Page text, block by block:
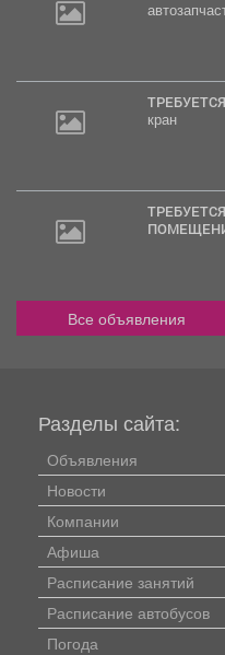
кран
ТРЕБУЕТСЯ - УБОРЩИК СЛУЖЕБНЫХ
Все объявления
Разделы сайта:
Объявления
Новости
Компании
Афиша
Расписание занятий
Расписание автобусов
Погода